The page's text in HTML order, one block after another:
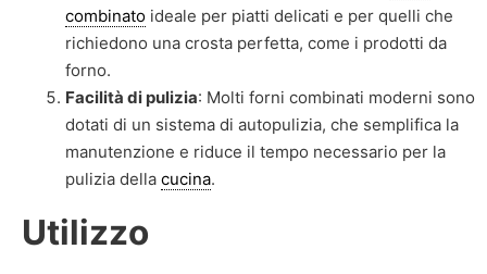
combinato ideale per piatti delicati e per quelli che
richiedono una crosta perfetta, come i prodotti da
forno.
Facilità di pulizia: Molti forni combinati moderni sono
dotati di un sistema di autopulizia, che semplifica la
manutenzione e riduce il tempo necessario per la
pulizia della cucina.
Utilizzo